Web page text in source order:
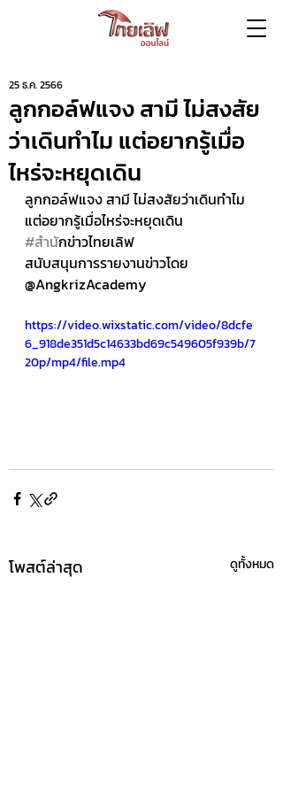
ลูกกอล์ฟแจง สามี ไม่สงสัย
ว่าเดินทำไม แต่อยากรู้เมื่อ
ไหร่จะหยุดเดิน
25 ธ.ค. 2566
ลูกกอล์ฟแจง สามี ไม่สงสัยว่าเดินทำไม
แต่อยากรู้เมื่อไหร่จะหยุดเดิน
#สำนักข่าวไทยเลิฟ
สนับสนุนการรายงานข่าวโดย
@AngkrizAcademy
https://video.wixstatic.com/video/8dcfe
6_918de351d5c14633bd69c549605f939b/7
20p/mp4/file.mp4
โพสต์ล่าสุด ดูทั้งหมด